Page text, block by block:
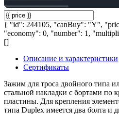
{ "id": 244105, "canBuy": "Y",
"economy": 0, "number": 1,
[]
Описание и характеристики
Сертификаты
Зажим для троса двойного типа
стальной накладки с бортами по
пластины. Для крепления
типа Duplex имеется два болта и